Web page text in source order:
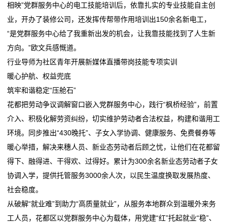
相映”党群服务中心的电工技能培训后，依靠扎实的专业技能自主创
业，开办了装修公司，还发挥传帮带作用培训出150余名新电工，
“是党群服务中心给了我重新出发的机会，让我靠技能找到了人生新
方向。”欧文兵感慨道。
行业导师为社区青年开展新媒体直播带岗技能专项实训
暖心护航、权益兜底
筑牢和谐稳定“压舱石”
花都把劳动争议调解窗口嵌入党群服务中心，践行“枫桥经验”，前置
介入、积极化解劳资纠纷，切实维护劳动者合法权益，构建和谐用工
环境。同步推出“430晚托”、子女入学协调、健康服务、免费餐券等
暖心举措，解决来穗人员、新业态劳动者后顾之忧，让他们在花都留
得下、融得进、干得欢、过得好。累计为300余名新业态劳动者子女
协调入学，提供托管服务3000余人次，以民生温度换取发展热度、
社会稳度。
从破解“就业难”到助力“高质量就业”，从服务本地群众到温暖外来务
工人员，花都区以党群服务中心为载体，用党建“红”托起就业“稳”、